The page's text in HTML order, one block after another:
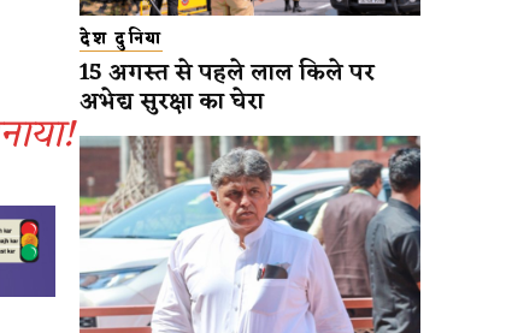
देश दुनिया
15 अगस्त से पहले लाल किले पर
अभेद्य सुरक्षा का घेरा